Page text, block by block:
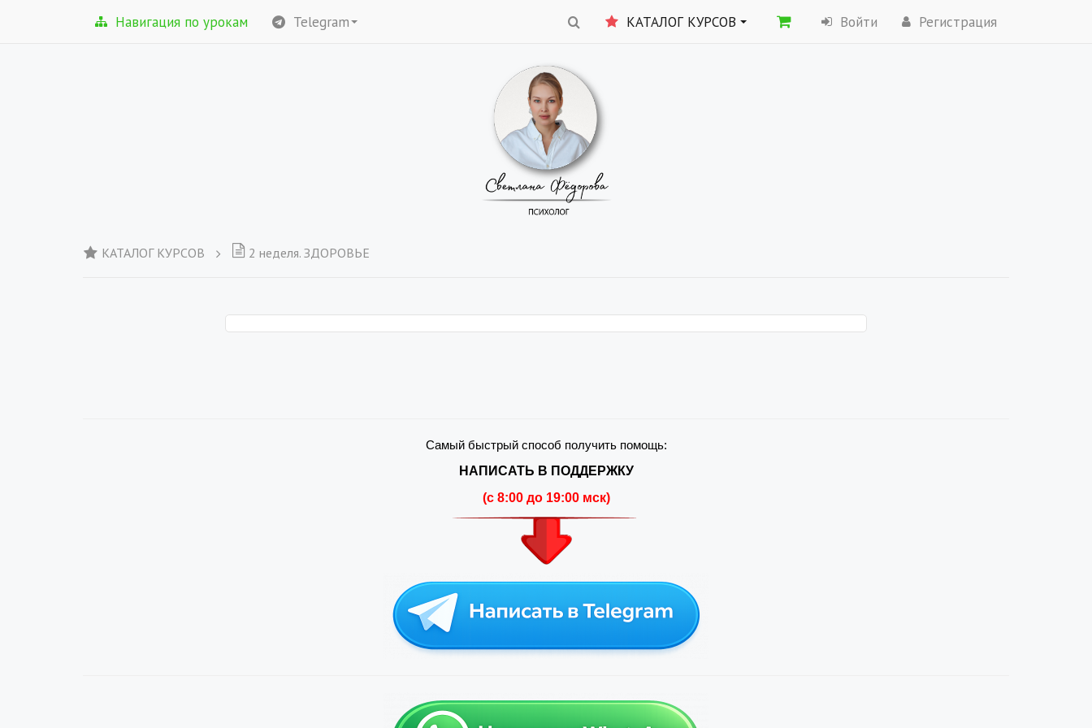
Навигация по урокам Telegram КАТАЛОГ КУРСОВ Войти Регистрация
КАТАЛОГ КУРСОВ 2 неделя. ЗДОРОВЬЕ
Самый быстрый способ получить помощь:
НАПИСАТЬ В ПОДДЕРЖКУ
(c 8:00 до 19:00 мск)